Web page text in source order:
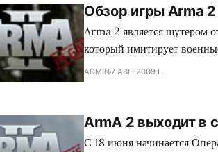
Обзор игры Arma 2
Arma 2 является шутером
который имитирует
территории вымышленной
компании Bohemia
ADMIN7 АВГ. 2009 Г.
ArmA 2 выходит в
С 18 июня начинается